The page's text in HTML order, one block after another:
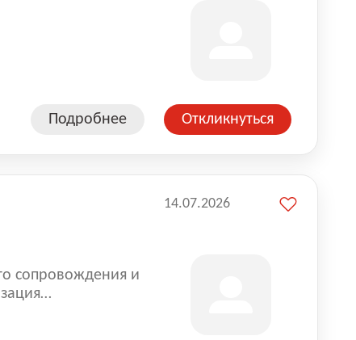
Подробнее Откликнуться
сопровождения и
14.07.2026